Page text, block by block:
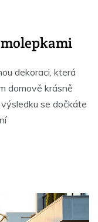
dekoraci, která
domově krásně
se dočkáte